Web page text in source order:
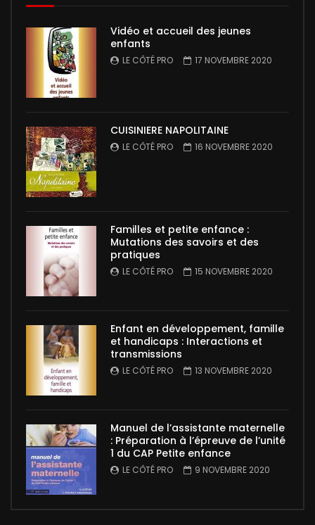
Vidéo et accueil des jeunes
enfants
LE CÔTÉ PRO 17 NOVEMBRE 2020
CUISINIERE NAPOLITAINE
LE CÔTÉ PRO 16 NOVEMBRE 2020
Familles et petite enfance :
Mutations des savoirs et des
pratiques
LE CÔTÉ PRO 15 NOVEMBRE 2020
Enfant en développement, famille
et handicaps : Interactions et
transmissions
LE CÔTÉ PRO 13 NOVEMBRE 2020
Manuel de l’assistante maternelle
: Préparation à l’épreuve de l’unité
1 du CAP Petite enfance
LE CÔTÉ PRO 9 NOVEMBRE 2020